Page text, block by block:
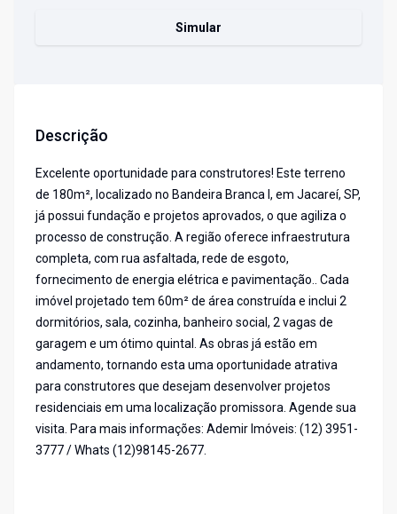
Simular
Descrição
Excelente oportunidade para construtores! Este terreno
de 180m², localizado no Bandeira Branca I, em Jacareí, SP,
já possui fundação e projetos aprovados, o que agiliza o
processo de construção. A região oferece infraestrutura
completa, com rua asfaltada, rede de esgoto,
fornecimento de energia elétrica e pavimentação.. Cada
imóvel projetado tem 60m² de área construída e inclui 2
dormitórios, sala, cozinha, banheiro social, 2 vagas de
garagem e um ótimo quintal. As obras já estão em
andamento, tornando esta uma oportunidade atrativa
para construtores que desejam desenvolver projetos
residenciais em uma localização promissora. Agende sua
visita. Para mais informações: Ademir Imóveis: (12) 3951-
3777 / Whats (12)98145-2677.